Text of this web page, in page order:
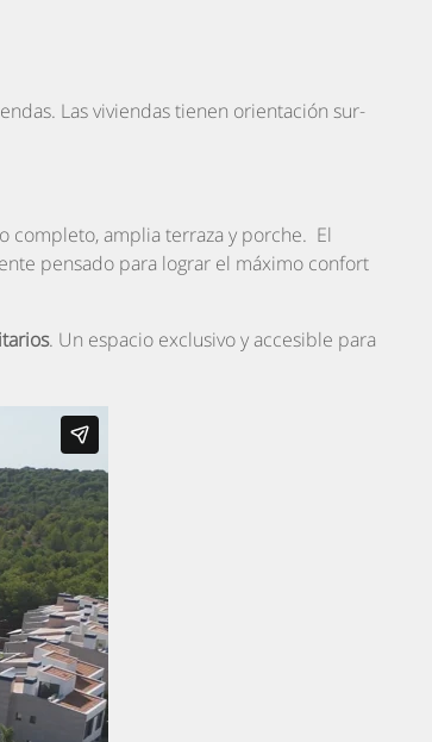
Las viviendas tienen orientación sur-
completo, amplia terraza y porche. El
pensado para lograr el máximo confort
. Un espacio exclusivo y accesible para